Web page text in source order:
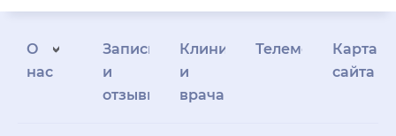
О
нас
Запись
и
отзывы
Клиникам
и
врачам
Телемедицина
Карта
сайта